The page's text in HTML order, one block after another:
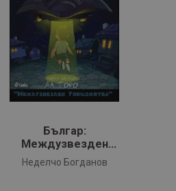
Българ:
Междузвезден
унищожител - книга
3 (книга-игра)
Неделчо Богданов